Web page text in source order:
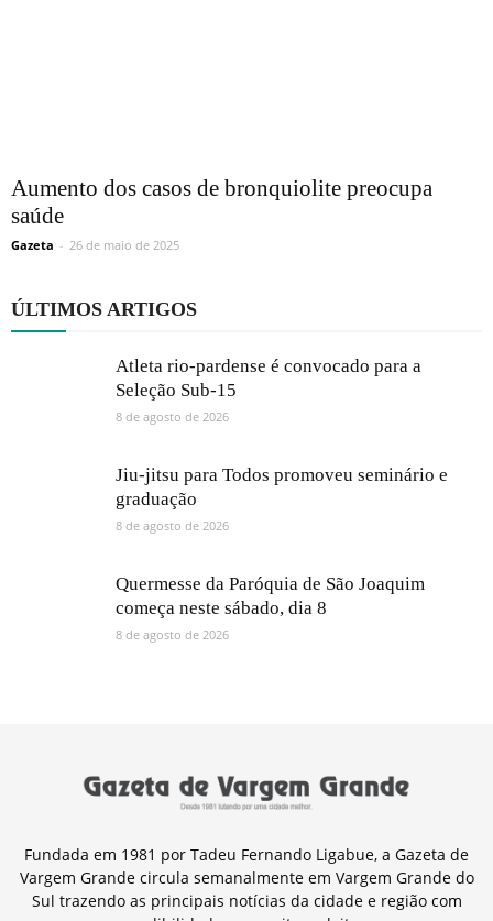
Aumento dos casos de bronquiolite preocupa
saúde
Gazeta - 26 de maio de 2025
ÚLTIMOS ARTIGOS
Atleta rio-pardense é convocado para a
Seleção Sub-15
8 de agosto de 2026
Jiu-jitsu para Todos promoveu seminário e
graduação
8 de agosto de 2026
Quermesse da Paróquia de São Joaquim
começa neste sábado, dia 8
8 de agosto de 2026
Fundada em 1981 por Tadeu Fernando Ligabue, a Gazeta de
Vargem Grande circula semanalmente em Vargem Grande do
Sul trazendo as principais notícias da cidade e região com